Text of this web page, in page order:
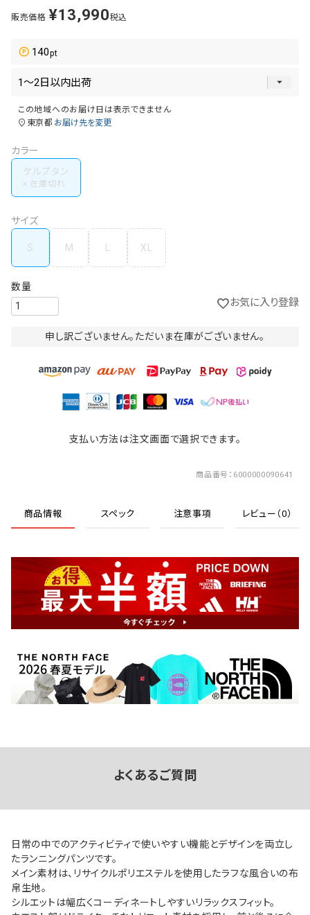
販売価格 ¥13,990税込
140
この地域へのお届け日は表示できません
東京都 お届け先を変更
カラー
ケルプタン
サイズ
S M XL
お気に入り登録
申し訳ございません。ただいま在庫がございません。
支払い方法は注文画面で選択できます。
商品番号 6000000090641
商品情報 スペック 注意事項 レビュー（0）
よくあるご質問
日常の中でのアクティビティで使いやすい機能とデザインを両立し
たランニングパンツです。
メイン素材は、リサイクルポリエステルを使用したラフな風合いの布
帛生地。
シルエットは幅広くコーディネートしやすいリラックスフィット。